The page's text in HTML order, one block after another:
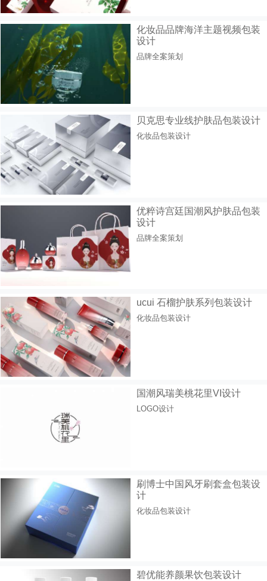
化妆品品牌海洋主题视频包装
设计
品牌全案策划
贝克思专业线护肤品包装设计
化妆品包装设计
优粹诗宫廷国潮风护肤品包装
设计
品牌全案策划
ucui 石榴护肤系列包装设计
化妆品包装设计
国潮风瑞美桃花里VI设计
LOGO设计
刷博士中国风牙刷套盒包装设
计
化妆品包装设计
碧优能养颜果饮包装设计